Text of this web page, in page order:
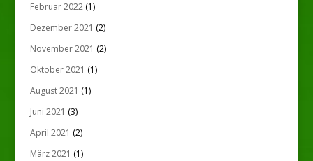
Februar 2022(1)
Dezember 2021 (2)
November 2021 (2)
Oktober 2021 (1)
August 2021 (1)
Juni 2021 (3)
April 2021 (2)
März 2021 (1)